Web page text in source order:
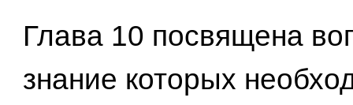
Глава 10 посвящена
знание которых